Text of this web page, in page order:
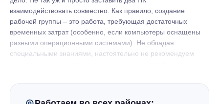
взаимодействовать совместно. Как правило, создание
рабочей группы – это работа, требующая достаточных
временных затрат (особенно, если компьютеры оснащены
разными операционными системами). Не обладая
специальными знаниями, настоятельно не рекомендуем